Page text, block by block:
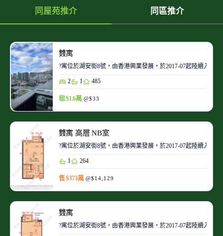
同屋苑推介 同區推介
䨇寓
?寓位於湖安街8號，由香港興業發展，於2017-07起陸續入伙
2 1 485
租 $1.6萬 @$33
䨇寓 高層 NB室
?寓位於湖安街8號，由香港興業發展，於2017-07起陸續入伙
1 264
售 $373萬 @$14,129
䨇寓
?寓位於湖安街8號，由香港興業發展，於2017-07起陸續入伙